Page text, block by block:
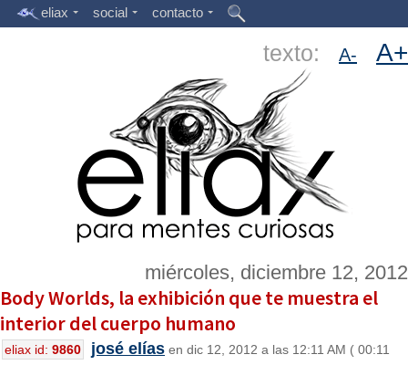
eliax social contacto
texto: A- A+
miércoles, diciembre 12, 2012
Body Worlds, la exhibición que te muestra el
interior del cuerpo humano
eliax id: 9860 josé elías en dic 12, 2012 a las 12:11 AM ( 00:11